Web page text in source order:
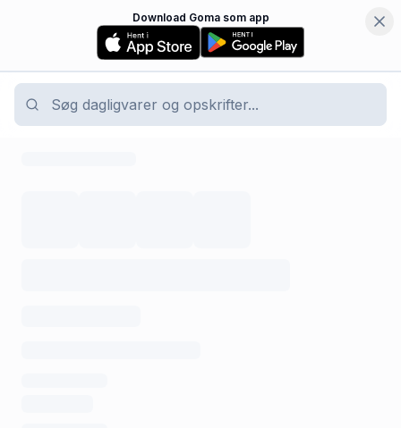
Download Goma som app